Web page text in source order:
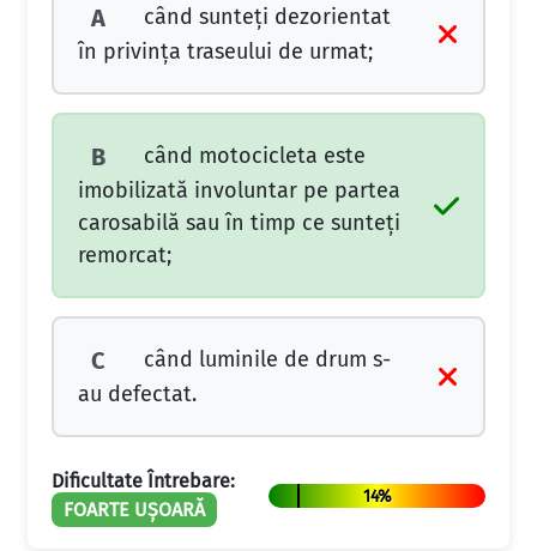
A
când sunteţi dezorientat
în privinţa traseului de urmat;
B
când motocicleta este
imobilizată involuntar pe partea
carosabilă sau în timp ce sunteţi
remorcat;
C
când luminile de drum s-
au defectat.
Dificultate Întrebare:
FOARTE UȘOARĂ
14%